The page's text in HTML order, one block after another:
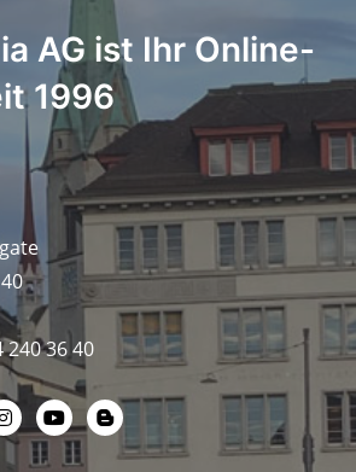
AG ist Ihr Online-
1996
240 36 40